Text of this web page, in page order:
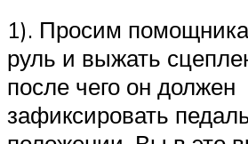
1). Просим
руль и выжать
после чего он должен
зафиксировать